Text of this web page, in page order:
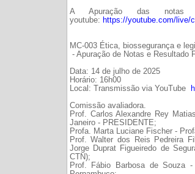
A Apuração das notas
youtube: https://youtube.com/live/
MC-003 Ética, biossegurança e
- Apuração de Notas e Resultado
Data: 14 de julho de 2025
Horário: 16h00
Local: Transmissão via YouTube
Comissão avaliadora.
Prof. Carlos Alexandre Rey
Janeiro - PRESIDENTE;
Profa. Marta Luciane Fischer -
Prof. Walter dos Reis Pedreira
Jorge Duprat Figueiredo de
CTN);
Prof. Fábio Barbosa de Souza